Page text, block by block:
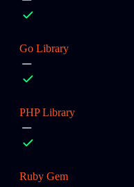
Go Library
PHP Library
Ruby Gem